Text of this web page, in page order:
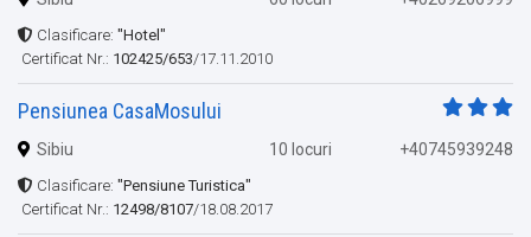
Clasificare: "Hotel"
Certificat Nr.: 102425/653/17.11.2010
Pensiunea CasaMosului
Sibiu 10 locuri +40745939248
Clasificare: "Pensiune Turistica"
Certificat Nr.: 12498/8107/18.08.2017